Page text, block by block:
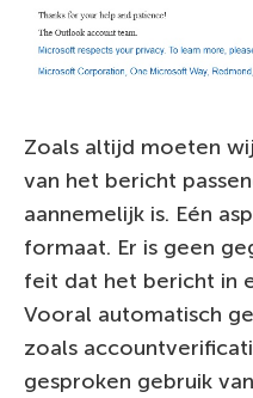
Zoals altijd moeten
van het bericht
aannemelijk is. Eén
formaat. Er is geen
feit dat het bericht in
Vooral automatisch
zoals
gesproken gebruik